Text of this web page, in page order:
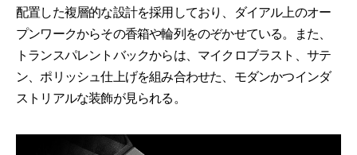
配置した複層的な設計を採用しており、ダイアル上のオー
プンワークからその香箱や輪列をのぞかせている。また、
トランスパレントバックからは、マイクロブラスト、サテ
ン、ポリッシュ仕上げを組み合わせた、モダンかつインダ
ストリアルな装飾が見られる。